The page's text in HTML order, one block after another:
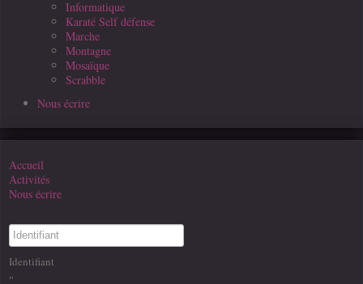
Informatique
Karaté Self défense
Marche
Montagne
Mosaïque
Scrabble
Nous écrire
Accueil
Activités
Nous écrire
Identifiant